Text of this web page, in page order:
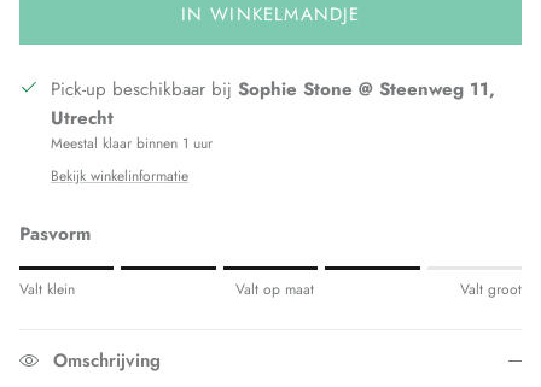
IN WINKELMANDJE
Pick-up beschikbaar bij Sophie Stone @ Steenweg 11,
Utrecht
Meestal klaar binnen 1 uur
Bekijk winkelinformatie
Pasvorm
Rating of 1 means Valt klein.
The rating of this product for "" is 4.
Valt klein Valt op maat Valt groot
Omschrijving